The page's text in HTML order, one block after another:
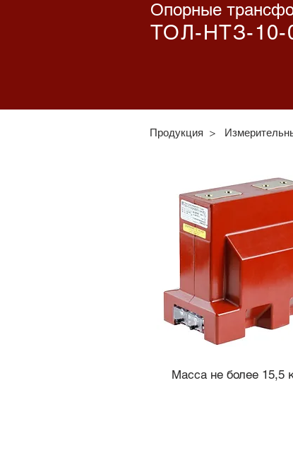
Опорные
ТОЛ-НТЗ-10-
Продукция >
Масса не более 15,5